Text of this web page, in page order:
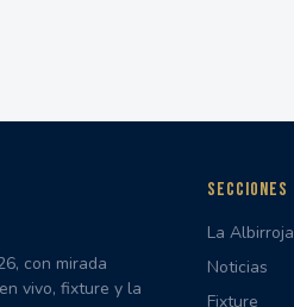
con mirada
vivo, fixture y la
SECCIONES
La Albirroja
Noticias
Fixture